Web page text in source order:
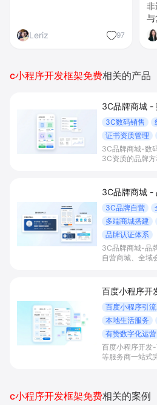
Leriz 97
非
与
c小程序开发框架免费相关的产品
3C品牌商城 -
3C数码销售
证书资质管理
3C品牌商城-数
3C资质的品牌
速搭建数码商城
线下一体化经营
3C品牌商城 -
3C品牌自营
多端商城搭建
品牌认证体系
3C品牌商城-品
自营商城、全域
百度小程序开
百度小程序引流
本地生活服务
有赞数字化运营
百度小程序开发
等服务商一站式
c小程序开发框架免费相关的案例